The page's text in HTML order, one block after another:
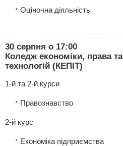
Оціночна діяльність
30 серпня о 17:00
Коледж економіки, права
технологій (КЕПІТ)
1-й та 2-й курси
Правознавство
2-й курс
Економіка підприємства